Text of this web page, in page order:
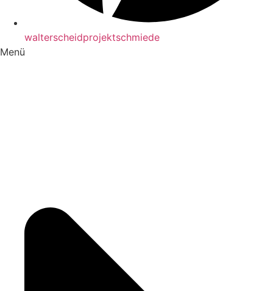
walterscheidprojektschmiede
Menü